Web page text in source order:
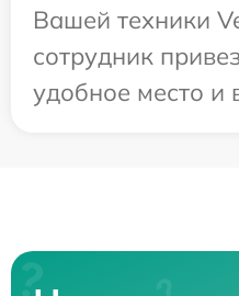
Вашей техники
сотрудник
удобное место и